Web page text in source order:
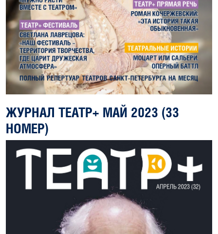
ЖУРНАЛ ТЕАТР+ МАЙ 2023 (33
НОМЕР)